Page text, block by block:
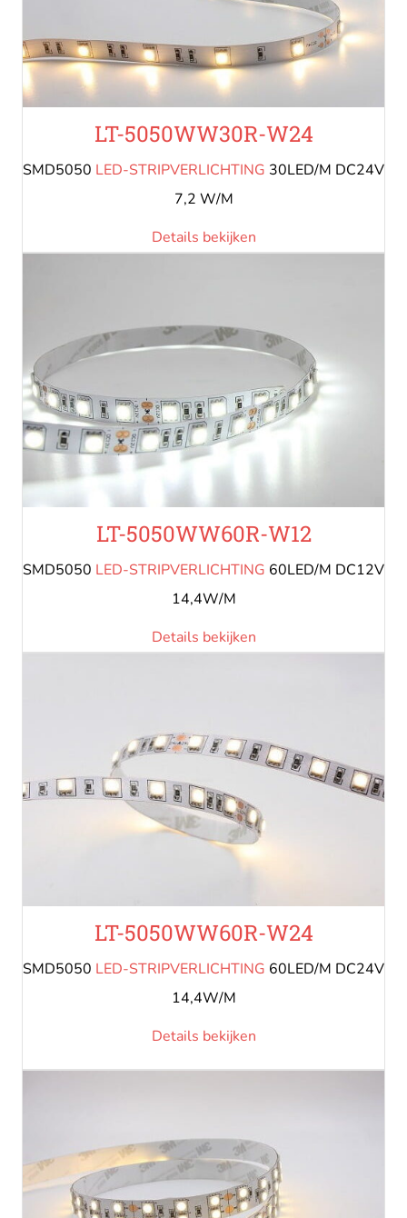
LT-5050WW30R-W24
SMD5050 LED-STRIPVERLICHTING 30LED/M DC24V
7,2 W/M
Details bekijken
LT-5050WW60R-W12
SMD5050 LED-STRIPVERLICHTING 60LED/M DC12V
14,4W/M
Details bekijken
LT-5050WW60R-W24
SMD5050 LED-STRIPVERLICHTING 60LED/M DC24V
14,4W/M
Details bekijken